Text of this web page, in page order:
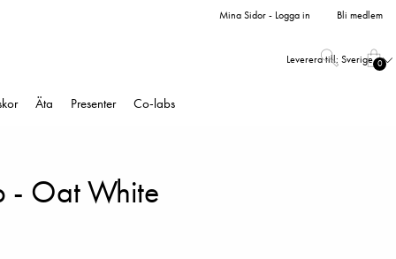
Mina Sidor - Logga in Bli medlem
Leverera till: Sverige 0
Äta Presenter Co-labs
- Oat White